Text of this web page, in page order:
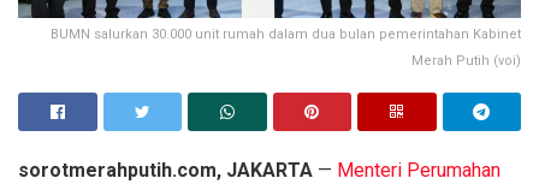
BUMN salurkan 30.000 unit rumah dalam dua bulan pemerintahan Kabinet
Merah Putih (voi)
sorotmerahputih.com, JAKARTA — Menteri Perumahan